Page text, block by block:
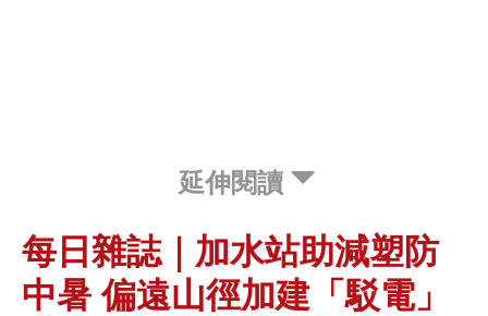
延伸閱讀
每日雜誌｜加水站助減塑防
中暑 偏遠山徑加建「駁電」